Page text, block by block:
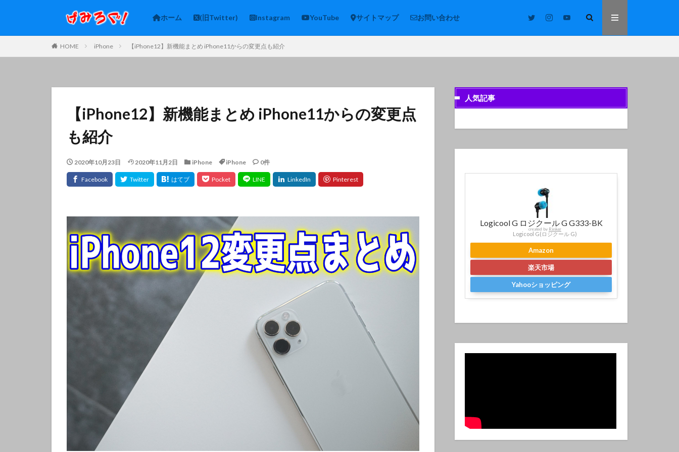
ホーム (旧Twitter) Instagram YouTube サイトマップ お問い合わせ
HOME iPhone 【iPhone12】新機能まとめ iPhone11からの変更点も紹介
【iPhone12】新機能まとめ iPhone11からの変更点
も紹介
2020年10月23日 2020年11月2日 iPhone iPhone 0件
人気記事
Logicool G ロジクール G G333-BK
created by Rinker
Logicool G(ロジクール G)
Amazon
楽天市場
Yahooショッピング